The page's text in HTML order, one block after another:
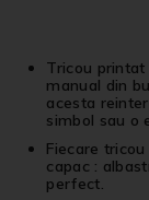
Tricou printat
manual din
acesta
simbol sau o
Fiecare
capac :
perfect.